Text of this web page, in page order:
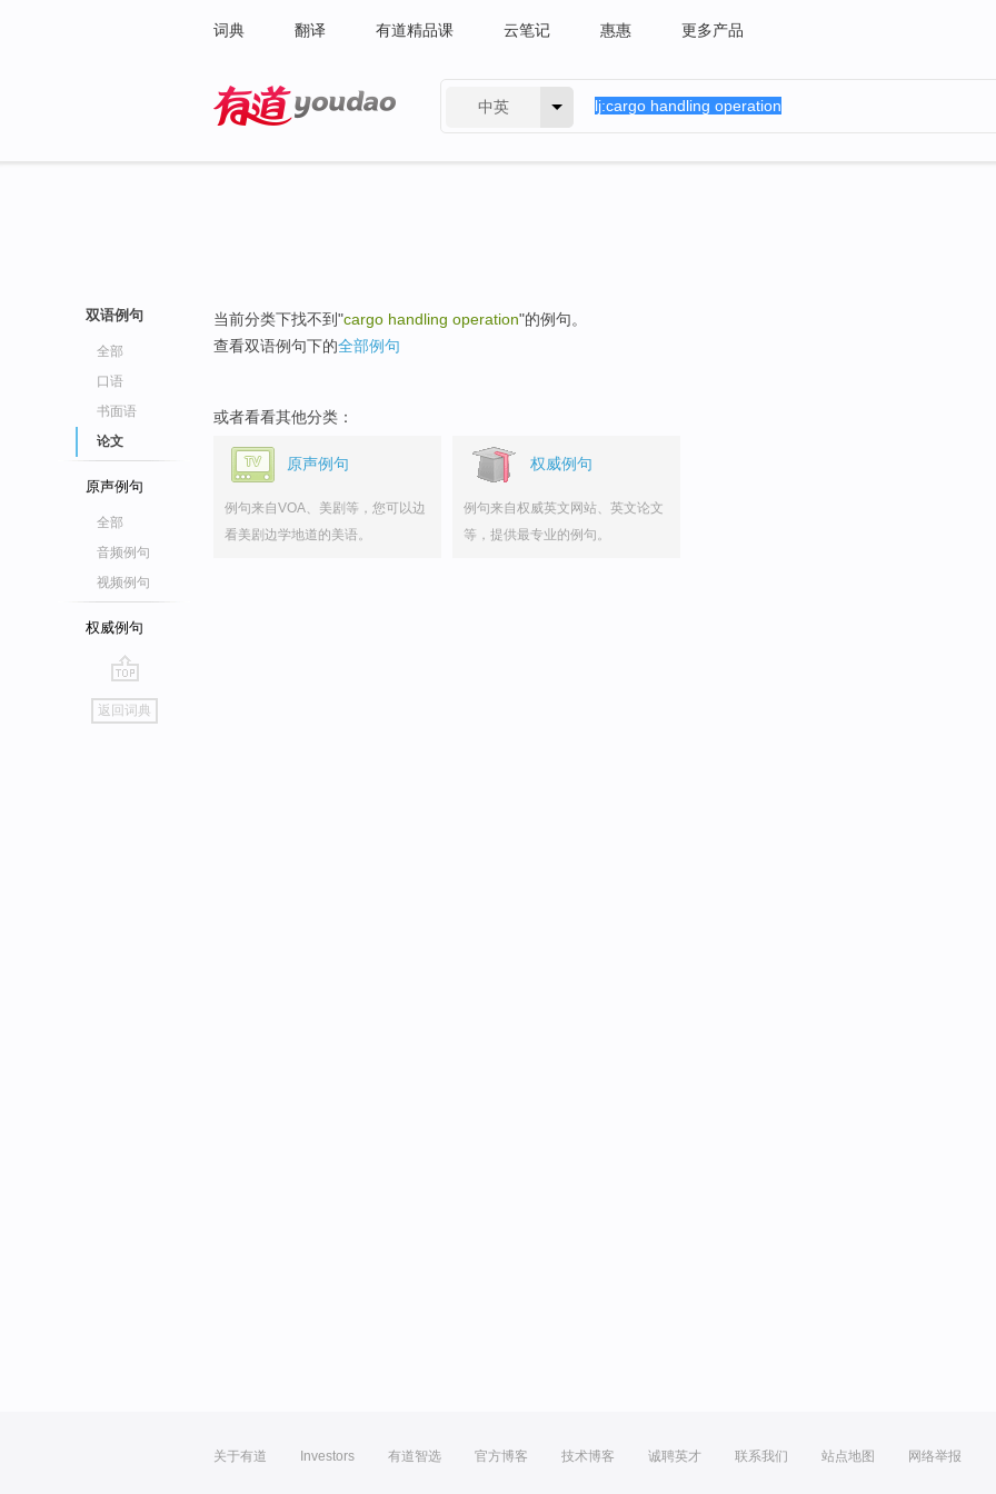
词典 翻译 有道精品课 云笔记 惠惠 更多产品
中英
双语例句
全部
口语
书面语
论文
原声例句
全部
音频例句
视频例句
权威例句
go
top
返回词典
当前分类下找不到"cargo handling operation"的例句。
查看双语例句下的全部例句
或者看看其他分类：
原声例句
例句来自VOA、美剧等，您可以边
看美剧边学地道的美语。
权威例句
例句来自权威英文网站、英文论文
等，提供最专业的例句。
关于有道 Investors 有道智选 官方博客 技术博客 诚聘英才 联系我们 站点地图 网络举报